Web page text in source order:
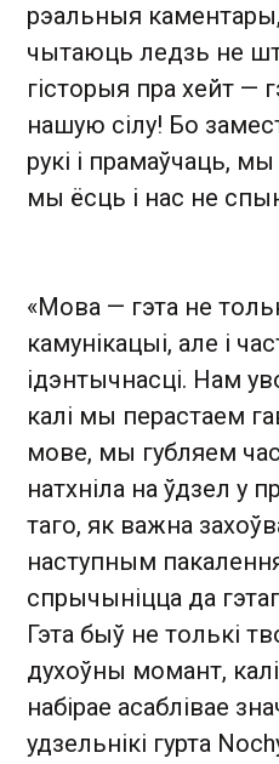
рэальныя
чытаюць ледзь не
гісторыя пра хейт —
нашую сілу! Бо
рукі і прамаўчаць,
мы ёсць і нас не
«Мова — гэта не
камунікацыі, але і
ідэнтычнасці. Нам
калі мы перастаем
мове, мы губляем
натхніла на ўдзел у
таго, як важна
наступным
спрычыніцца да
Гэта быў не толькі
духоўны момант,
набірае асаблівае
удзельнікі гурта